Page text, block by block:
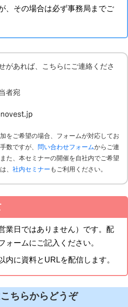
、その場合は必ず事務局までご
があれば、こちらにご連絡くださ
者宛
をご希望の場合、フォームが対応してお
数ですが、 問い合わせフォームからご連
た、本セミナーの開催を自社内でご希望
、 社内セミナー もご利用ください。
業日ではありません）です。配
ォームにご記入ください。
内に資料とURLを配信します。
ちらからどうぞ